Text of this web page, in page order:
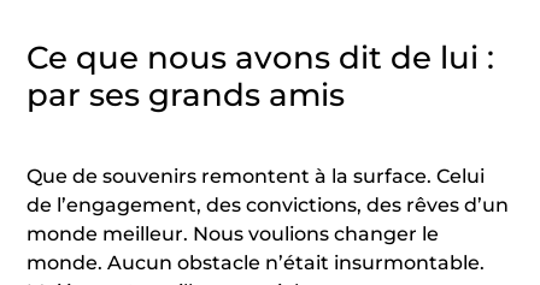
Ce que nous avons dit de lui :
par ses grands amis
Que de souvenirs remontent à la surface. Celui
de l’engagement, des convictions, des rêves d’un
monde meilleur. Nous voulions changer le
monde. Aucun obstacle n’était insurmontable.